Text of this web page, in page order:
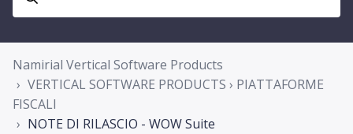
Namirial Vertical Software Products
VERTICAL SOFTWARE PRODUCTS › PIATTAFORME
FISCALI
NOTE DI RILASCIO - WOW Suite